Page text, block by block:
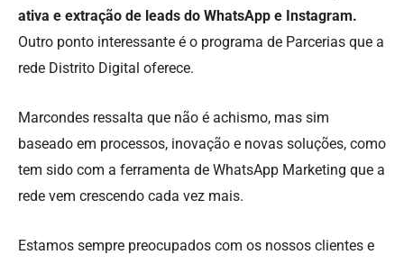
ativa e extração de leads do WhatsApp e Instagram.
Outro ponto interessante é o programa de Parcerias que a
rede Distrito Digital oferece.
Marcondes ressalta que não é achismo, mas sim
baseado em processos, inovação e novas soluções, como
tem sido com a ferramenta de WhatsApp Marketing que a
rede vem crescendo cada vez mais.
Estamos sempre preocupados com os nossos clientes e